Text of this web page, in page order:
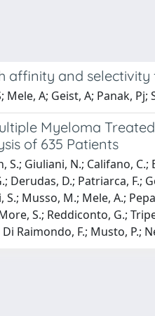
and
A; Geist, A; Panak,
Myeloma
of 635 Patients
Giuliani, N.; Califano,
D.; Patriarca, F.;
Musso, M.; Mele, A.;
S.; Reddiconto, G.;
Raimondo, F.; Musto, P.;